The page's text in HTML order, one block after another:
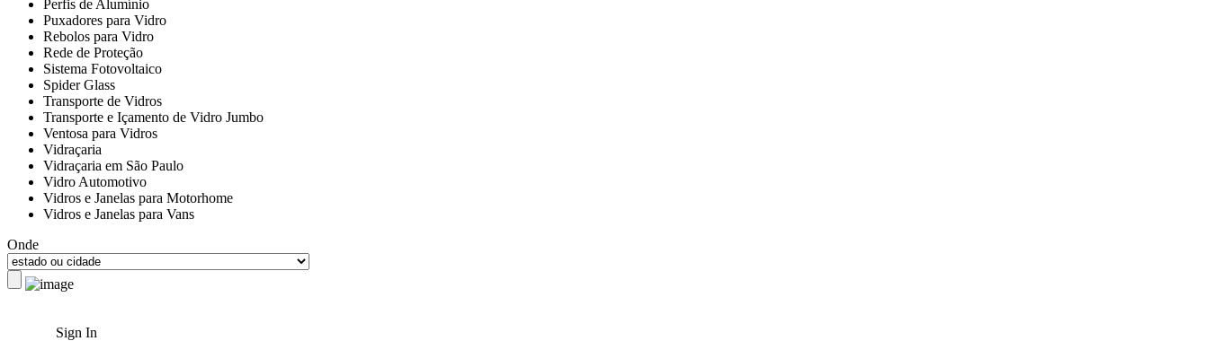
Perfis de Alumínio
Puxadores para Vidro
Rebolos para Vidro
Rede de Proteção
Sistema Fotovoltaico
Spider Glass
Transporte de Vidros
Transporte e Içamento de Vidro Jumbo
Ventosa para Vidros
Vidraçaria
Vidraçaria em São Paulo
Vidro Automotivo
Vidros e Janelas para Motorhome
Vidros e Janelas para Vans
Onde
Sign In